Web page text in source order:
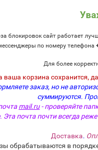
блокировок сайт работает
по номеру телефона
Для более
ваша корзина сохранится,
заказ, но не
суммируются.
mail.ru- проверяйте
Эта почта почти всегда
Доставка.
обрабатываются в
-
http://magicsoap.ru/
фибры.